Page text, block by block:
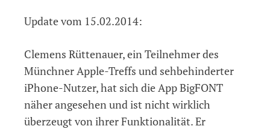
Update vom 15.02.2014:
Clemens Rüttenauer, ein Teilnehmer des
Münchner Apple-Treffs und sehbehinderter
iPhone-Nutzer, hat sich die App BigFONT
näher angesehen und ist nicht wirklich
überzeugt von ihrer Funktionalität. Er